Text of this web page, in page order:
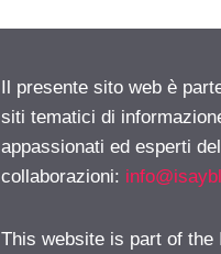
Il presente sito web è
siti tematici di
appassionati ed esperti
collaborazioni:
This website is part of